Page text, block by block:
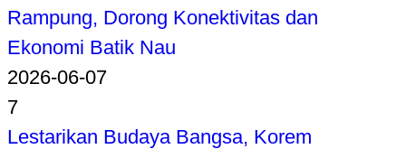
Rampung, Dorong Konektivitas dan
Ekonomi Batik Nau
2026-06-07
7
Lestarikan Budaya Bangsa, Korem